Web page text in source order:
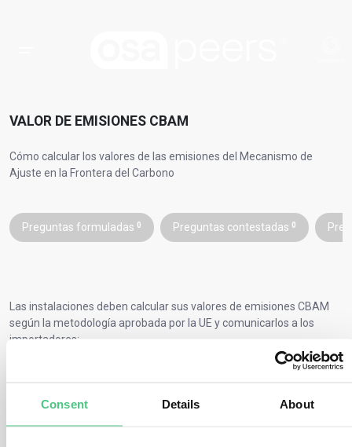
Consent Details About
VALOR DE EMISIONES CBAM
Cómo calcular los valores de las emisiones del Mecanismo de
Ajuste en la Frontera del Carbono
Preguntas formuladas 0 Preguntas contestadas 0
Las instalaciones deben calcular sus valores de emisiones CBAM
según la metodología aprobada por la UE y comunicarlos a los
importadores:
Dibuje un límite del sistema
alrededor de su proceso de
de sus cálculos.